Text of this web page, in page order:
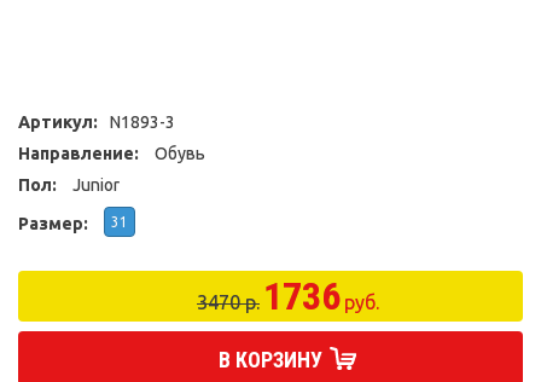
Артикул:
N1893-3
Направление:
Обувь
Пол:
Junior
Размер:
31
3470 р. 1736 руб.
В КОРЗИНУ